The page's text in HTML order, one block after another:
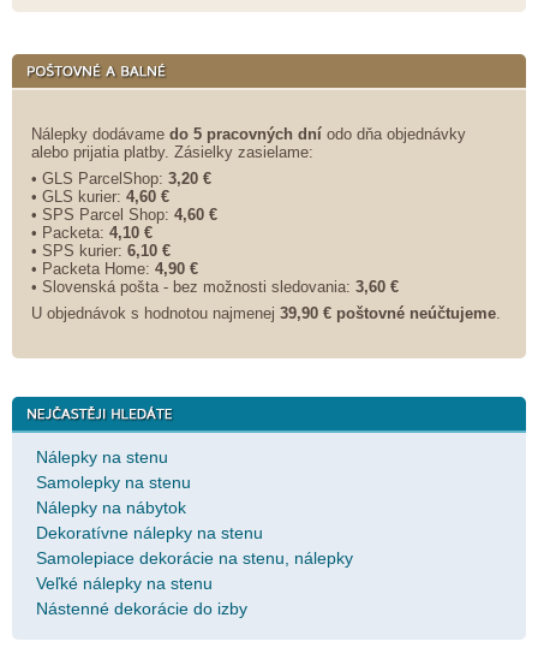
Nálepky dodávame do 5 pracovných dní odo dňa objednávky
alebo prijatia platby. Zásielky zasielame:
• GLS ParcelShop: 3,20 €
• GLS kurier: 4,60 €
• SPS Parcel Shop: 4,60 €
• Packeta: 4,10 €
• SPS kurier: 6,10 €
• Packeta Home: 4,90 €
• Slovenská pošta - bez možnosti sledovania: 3,60 €
U objednávok s hodnotou najmenej 39,90 € poštovné neúčtujeme
Nálepky na stenu
Samolepky na stenu
Nálepky na nábytok
Dekoratívne nálepky na stenu
Samolepiace dekorácie na stenu, nálepky
Veľké nálepky na stenu
Nástenné dekorácie do izby